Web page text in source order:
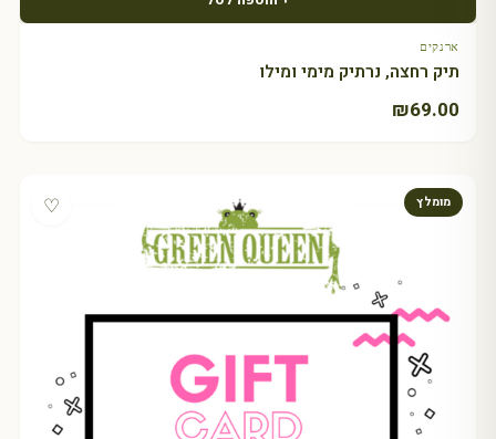
ארנקים
תיק רחצה, נרתיק מימי ומילו
₪69.00
מומלץ ♡